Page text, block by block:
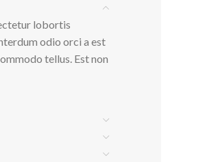
lobortis
odio orci a est
tellus. Est non